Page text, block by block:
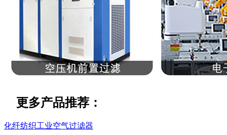
更多产品推荐：
化纤纺织工业空气过滤器